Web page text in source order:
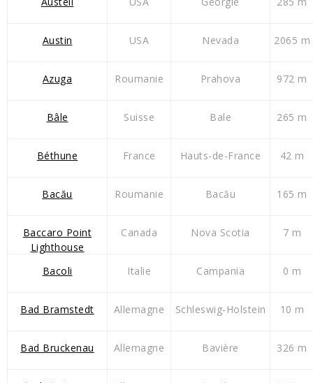
Austin USA Nevada 2065 m
Azuga Roumanie Prahova 972 m
Bâle Suisse Bale 265 m
Béthune France Hauts-de-France 42 m
Bacău Roumanie Bacău 165 m
Baccaro Point
Lighthouse
Canada Nova Scotia 7 m
Bacoli Italie Campania 0 m
Bad Bramstedt Allemagne Schleswig-Holstein 10 m
Bad Bruckenau Allemagne Bavière 326 m